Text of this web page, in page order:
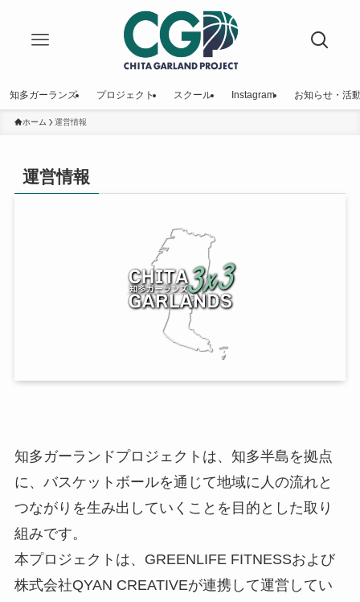
知多ガーランズ プロジェクト スクール Instagram お知らせ・活
ホーム 運営情報
運営情報
知多ガーランドプロジェクトは、知多半島を拠点
に、バスケットボールを通じて地域に人の流れと
つながりを生み出していくことを目的とした取り
組みです。
本プロジェクトは、GREENLIFE FITNESSおよび
株式会社QYAN CREATIVEが連携して運営してい